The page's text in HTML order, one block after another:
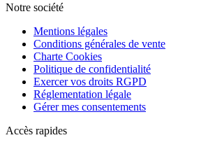
Notre société
Mentions légales
Conditions générales de vente
Charte Cookies
Politique de confidentialité
Exercer vos droits RGPD
Réglementation légale
Gérer mes consentements
Accès rapides